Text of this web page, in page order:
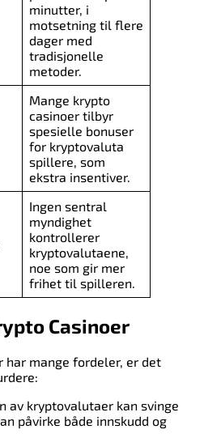
minutter, i
motsetning til flere
dager med
tradisjonelle
metoder.
Mange krypto
casinoer tilbyr
spesielle bonuser
for kryptovaluta
spillere, som
ekstra insentiver.
Ingen sentral
myndighet
kontrollerer
kryptovalutaene,
noe som gir mer
frihet til spilleren.
Casinoer
har mange fordeler, er det
av kryptovalutaer kan svinge
påvirke både innskudd og